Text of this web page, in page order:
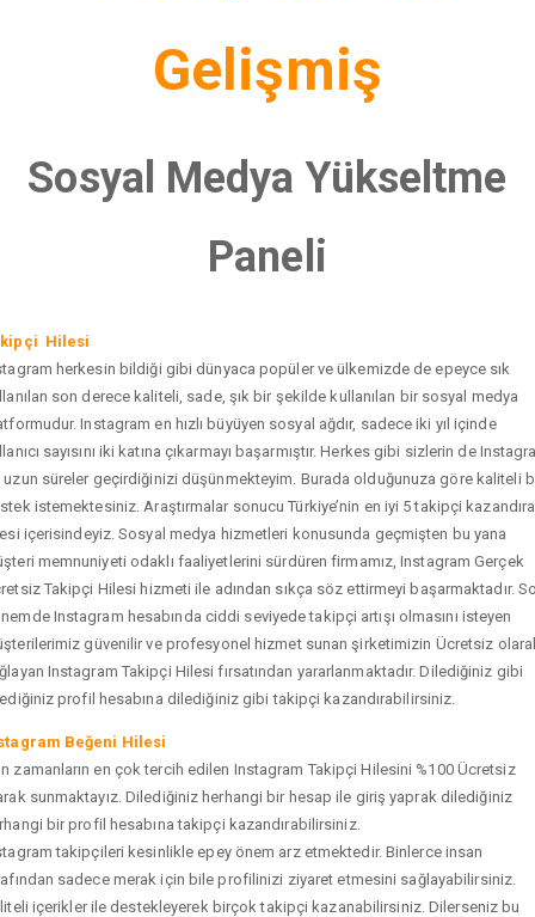
Gelişmiş
Sosyal Medya Yükseltme
Paneli
Hilesi
herkesin bildiği gibi dünyaca popüler ve ülkemizde de epeyce sık
son derece kaliteli, sade, şık bir şekilde kullanılan bir sosyal medya
Instagram en hızlı büyüyen sosyal ağdır, sadece iki yıl içinde
sayısını iki katına çıkarmayı başarmıştır. Herkes gibi sizlerin de
uzun süreler geçirdiğinizi düşünmekteyim. Burada olduğunuza göre kaliteli
istemektesiniz. Araştırmalar sonucu Türkiye’nin en iyi 5 takipçi
içerisindeyiz. Sosyal medya hizmetleri konusunda geçmişten bu yana
memnuniyeti odaklı faaliyetlerini sürdüren firmamız, Instagram Gerçek
Takipçi Hilesi hizmeti ile adından sıkça söz ettirmeyi başarmaktadır.
Instagram hesabında ciddi seviyede takipçi artışı olmasını isteyen
güvenilir ve profesyonel hizmet sunan şirketimizin Ücretsiz
Instagram Takipçi Hilesi fırsatından yararlanmaktadır. Dilediğiniz gibi
profil hesabına dilediğiniz gibi takipçi kazandırabilirsiniz.
Beğeni Hilesi
zamanların en çok tercih edilen Instagram Takipçi Hilesini %100 Ücretsiz
sunmaktayız. Dilediğiniz herhangi bir hesap ile giriş yaprak dilediğiniz
bir profil hesabına takipçi kazandırabilirsiniz.
takipçileri kesinlikle epey önem arz etmektedir. Binlerce insan
sadece merak için bile profilinizi ziyaret etmesini sağlayabilirsiniz.
içerikler ile destekleyerek birçok takipçi kazanabilirsiniz. Dilerseniz bu